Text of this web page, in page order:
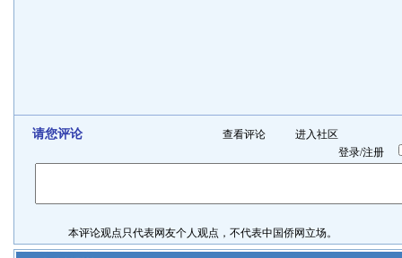
请您评论 查看评论
进入社区
登录/注册
本评论观点只代表网友个人观点，不代表中国侨网立场。